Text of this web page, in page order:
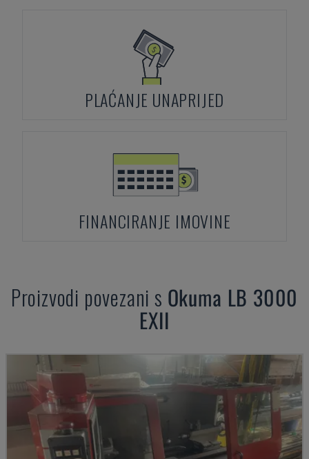
PLAĆANJE UNAPRIJED
FINANCIRANJE IMOVINE
Proizvodi povezani s Okuma LB 3000
EXII